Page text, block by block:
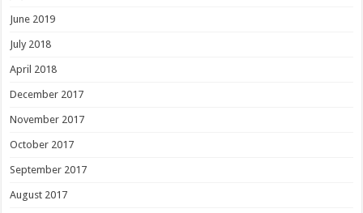
June 2019
July 2018
April 2018
December 2017
November 2017
October 2017
September 2017
August 2017